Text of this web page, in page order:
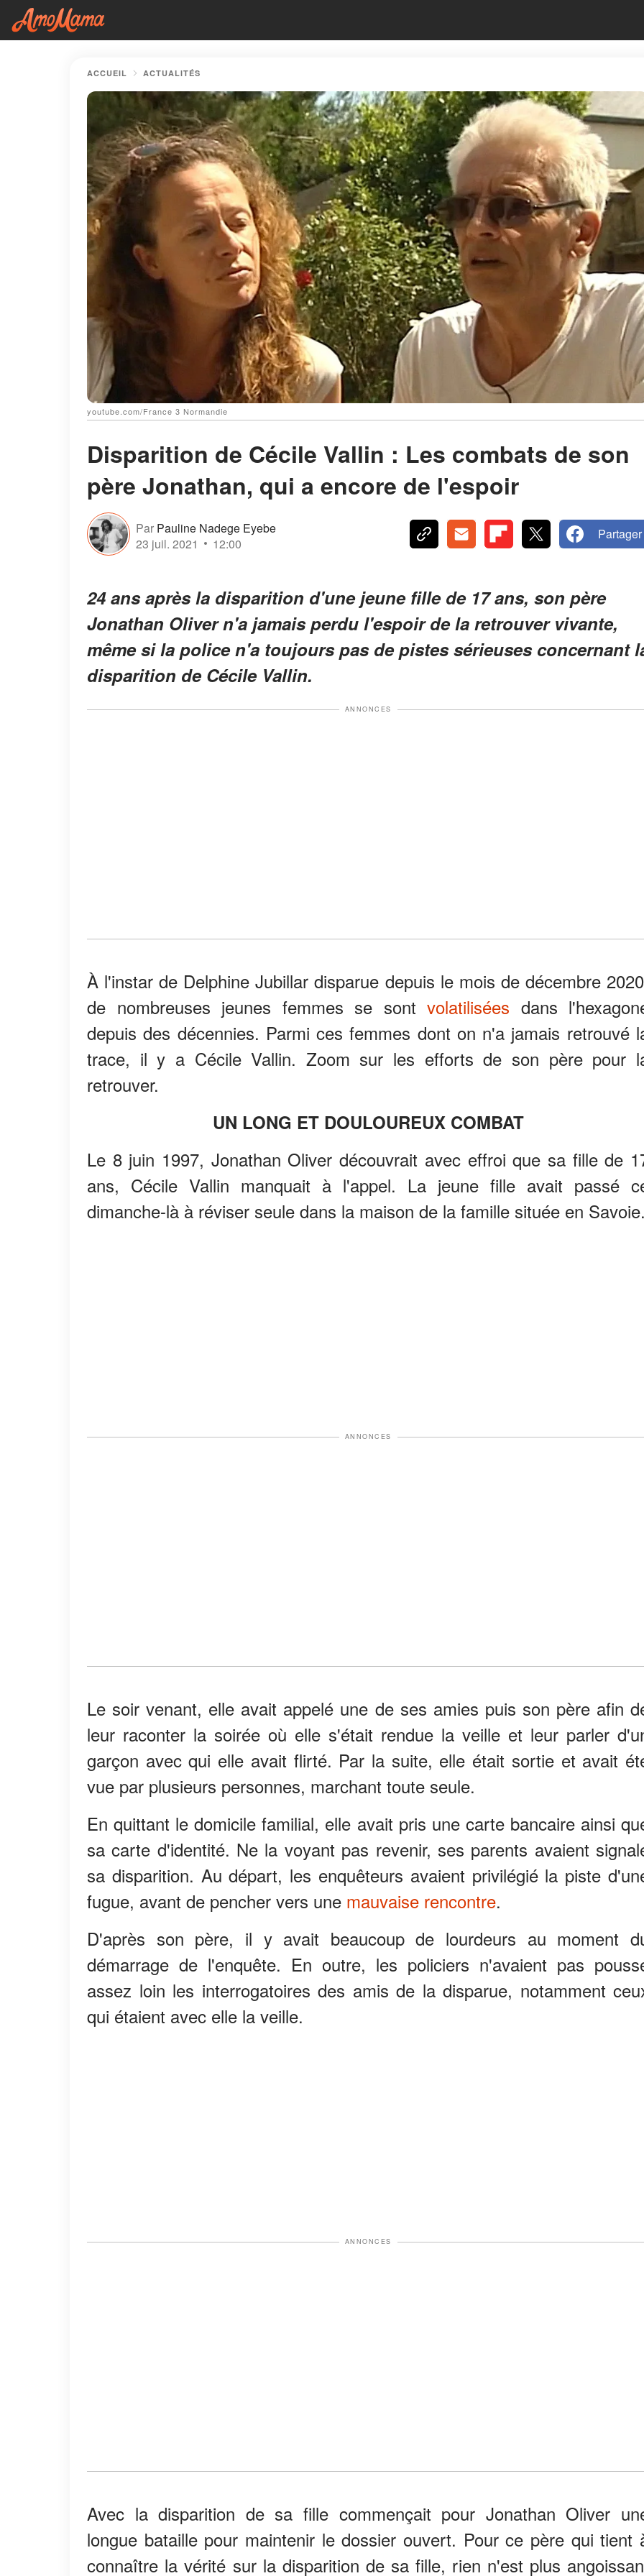
ACCUEIL ACTUALITÉS
youtube.com/France 3 Normandie
Disparition de Cécile Vallin : Les combats de son
père Jonathan, qui a encore de l'espoir
Par Pauline Nadege Eyebe
23 juil. 2021
12:00
Partager
24 ans après la disparition d'une jeune fille de 17 ans, son père
Jonathan Oliver n'a jamais perdu l'espoir de la retrouver vivante,
même si la police n'a toujours pas de pistes sérieuses concernant
disparition de Cécile Vallin.
ANNONCES
À l'instar de Delphine Jubillar disparue depuis le mois de décembre
de nombreuses jeunes femmes se sont volatilisées dans
depuis des décennies. Parmi ces femmes dont on n'a jamais retrouvé
trace, il y a Cécile Vallin. Zoom sur les efforts de son père pour
retrouver.
UN LONG ET DOULOUREUX COMBAT
Le 8 juin 1997, Jonathan Oliver découvrait avec effroi que sa fille de
ans, Cécile Vallin manquait à l'appel. La jeune fille avait passé
dimanche-là à réviser seule dans la maison de la famille située en Savoie.
ANNONCES
Le soir venant, elle avait appelé une de ses amies puis son père afin
leur raconter la soirée où elle s'était rendue la veille et leur parler
garçon avec qui elle avait flirté. Par la suite, elle était sortie et avait
vue par plusieurs personnes, marchant toute seule.
En quittant le domicile familial, elle avait pris une carte bancaire ainsi
sa carte d'identité. Ne la voyant pas revenir, ses parents avaient
sa disparition. Au départ, les enquêteurs avaient privilégié la piste
fugue, avant de pencher vers une mauvaise rencontre.
D'après son père, il y avait beaucoup de lourdeurs au moment
démarrage de l'enquête. En outre, les policiers n'avaient pas
assez loin les interrogatoires des amis de la disparue, notamment
qui étaient avec elle la veille.
ANNONCES
Avec la disparition de sa fille commençait pour Jonathan Oliver
longue bataille pour maintenir le dossier ouvert. Pour ce père qui tient
connaître la vérité sur la disparition de sa fille, rien n'est plus